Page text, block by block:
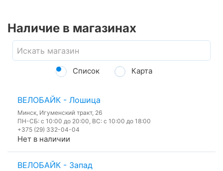
Наличие в магазинах
Список Карта
ВЕЛОБАЙК - Лошица
Минск, Игуменский тракт, 26
ПН-СБ: с 10:00 до 20:00, ВС: с 10:00 до 18:00
+375 (29) 332-04-04
Нет в наличии
ВЕЛОБАЙК - Запад